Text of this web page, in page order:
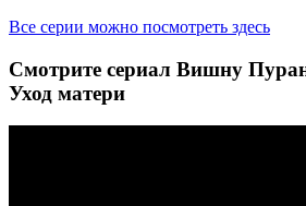
Все серии можно посмотреть здесь
Смотрите сериал Вишну
Уход матери